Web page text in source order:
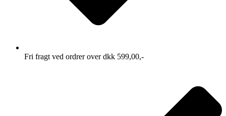
Fri fragt ved ordrer over dkk 599,00,-